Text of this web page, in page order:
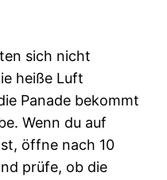
sich nicht
heiße Luft
Panade bekommt
Wenn du auf
öffne nach 10
prüfe, ob die